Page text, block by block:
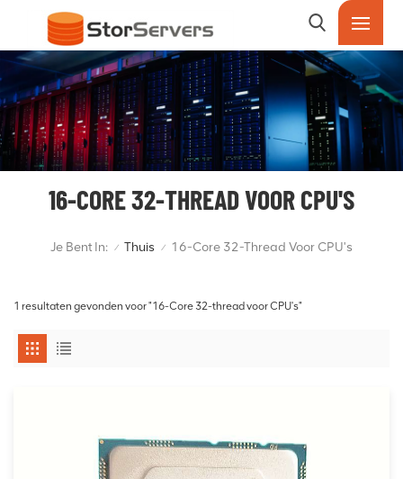
16-CORE 32-THREAD VOOR CPU'S
Je Bent In: / Thuis / 16-Core 32-Thread Voor CPU's
1 resultaten gevonden voor "16-Core 32-thread voor CPU's"